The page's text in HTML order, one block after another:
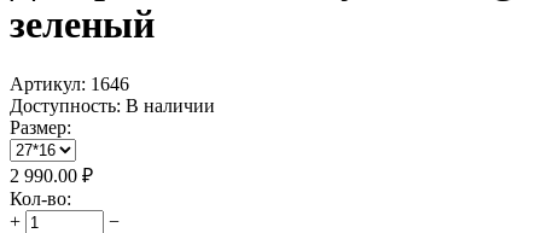
зеленый
Артикул: 1646
Доступность: В наличии
Размер:
2 990.00 ₽
Кол-во:
+
−